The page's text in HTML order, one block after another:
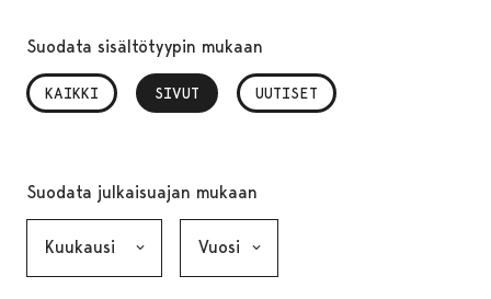
Suodata sisältötyypin mukaan
KAIKKI SIVUT
, VALITTU UUTISET
Suodata julkaisuajan mukaan